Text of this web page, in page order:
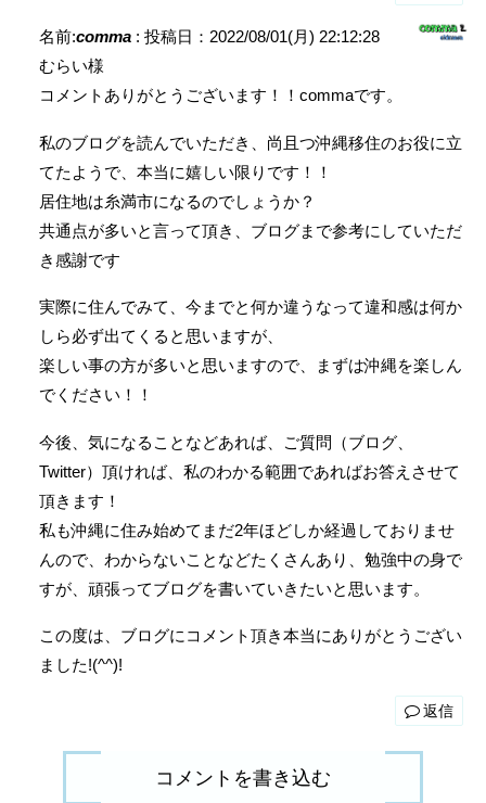
名前:comma : 投稿日：2022/08/01(月) 22:12:28
むらい様
コメントありがとうございます！！commaです。
私のブログを読んでいただき、尚且つ沖縄移住のお役に立
てたようで、本当に嬉しい限りです！！
居住地は糸満市になるのでしょうか？
共通点が多いと言って頂き、ブログまで参考にしていただ
き感謝です
実際に住んでみて、今までと何か違うなって違和感は何か
しら必ず出てくると思いますが、
楽しい事の方が多いと思いますので、まずは沖縄を楽しん
でください！！
今後、気になることなどあれば、ご質問（ブログ、
Twitter）頂ければ、私のわかる範囲であればお答えさせて
頂きます！
私も沖縄に住み始めてまだ2年ほどしか経過しておりませ
んので、わからないことなどたくさんあり、勉強中の身で
すが、頑張ってブログを書いていきたいと思います。
この度は、ブログにコメント頂き本当にありがとうござい
ました!(^^)!
返信
コメントを書き込む